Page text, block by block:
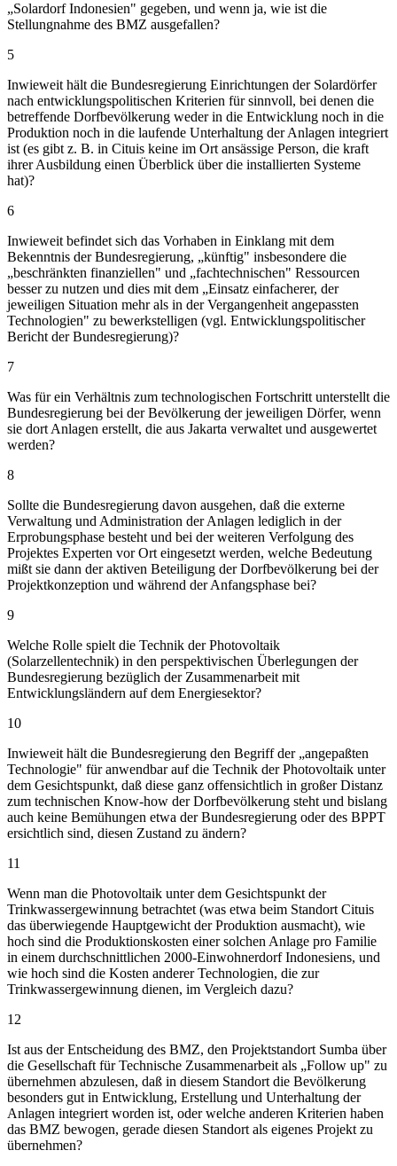
„Solardorf Indonesien" gegeben, und wenn ja, wie ist die
Stellungnahme des BMZ ausgefallen?
5
Inwieweit hält die Bundesregierung Einrichtungen der Solardörfer
nach entwicklungspolitischen Kriterien für sinnvoll, bei denen die
betreffende Dorfbevölkerung weder in die Entwicklung noch in die
Produktion noch in die laufende Unterhaltung der Anlagen integriert
ist (es gibt z. B. in Cituis keine im Ort ansässige Person, die kraft
ihrer Ausbildung einen Überblick über die installierten Systeme
hat)?
6
Inwieweit befindet sich das Vorhaben in Einklang mit dem
Bekenntnis der Bundesregierung, „künftig" insbesondere die
„beschränkten finanziellen" und „fachtechnischen" Ressourcen
besser zu nutzen und dies mit dem „Einsatz einfacherer, der
jeweiligen Situation mehr als in der Vergangenheit angepassten
Technologien" zu bewerkstelligen (vgl. Entwicklungspolitischer
Bericht der Bundesregierung)?
7
Was für ein Verhältnis zum technologischen Fortschritt unterstellt die
Bundesregierung bei der Bevölkerung der jeweiligen Dörfer, wenn
sie dort Anlagen erstellt, die aus Jakarta verwaltet und ausgewertet
werden?
8
Sollte die Bundesregierung davon ausgehen, daß die externe
Verwaltung und Administration der Anlagen lediglich in der
Erprobungsphase besteht und bei der weiteren Verfolgung des
Projektes Experten vor Ort eingesetzt werden, welche Bedeutung
mißt sie dann der aktiven Beteiligung der Dorfbevölkerung bei der
Projektkonzeption und während der Anfangsphase bei?
9
Welche Rolle spielt die Technik der Photovoltaik
(Solarzellentechnik) in den perspektivischen Überlegungen der
Bundesregierung bezüglich der Zusammenarbeit mit
Entwicklungsländern auf dem Energiesektor?
10
Inwieweit hält die Bundesregierung den Begriff der „angepaßten
Technologie" für anwendbar auf die Technik der Photovoltaik unter
dem Gesichtspunkt, daß diese ganz offensichtlich in großer Distanz
zum technischen Know-how der Dorfbevölkerung steht und bislang
auch keine Bemühungen etwa der Bundesregierung oder des BPPT
ersichtlich sind, diesen Zustand zu ändern?
11
Wenn man die Photovoltaik unter dem Gesichtspunkt der
Trinkwassergewinnung betrachtet (was etwa beim Standort Cituis
das überwiegende Hauptgewicht der Produktion ausmacht), wie
hoch sind die Produktionskosten einer solchen Anlage pro Familie
in einem durchschnittlichen 2000-Einwohnerdorf Indonesiens, und
wie hoch sind die Kosten anderer Technologien, die zur
Trinkwassergewinnung dienen, im Vergleich dazu?
12
Ist aus der Entscheidung des BMZ, den Projektstandort Sumba über
die Gesellschaft für Technische Zusammenarbeit als „Follow up" zu
übernehmen abzulesen, daß in diesem Standort die Bevölkerung
besonders gut in Entwicklung, Erstellung und Unterhaltung der
Anlagen integriert worden ist, oder welche anderen Kriterien haben
das BMZ bewogen, gerade diesen Standort als eigenes Projekt zu
übernehmen?